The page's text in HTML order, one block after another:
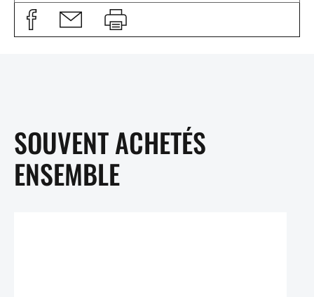
SOUVENT ACHETÉS
ENSEMBLE